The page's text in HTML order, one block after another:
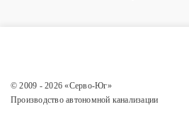
© 2009 - 2026 «Серво-Юг»
Производство автономной канализации